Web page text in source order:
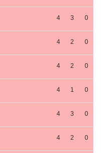
4 3 0
4 2 0
4 2 0
4 1 0
4 3 0
4 2 0